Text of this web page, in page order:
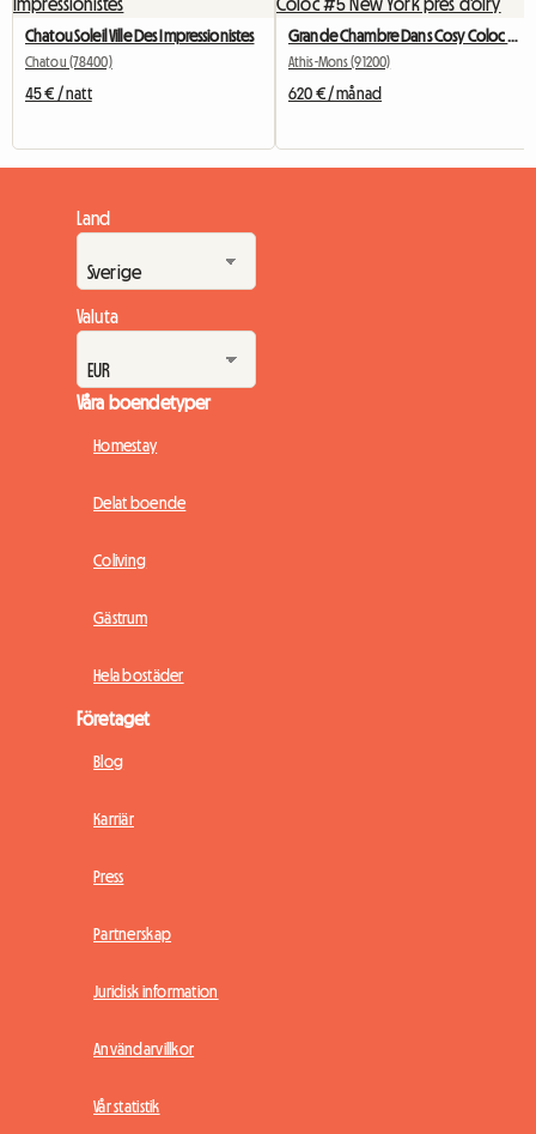
Chatou Soleil Ville Des Impressionistes
Chatou (78400)
45 € / natt
Grande Chambre Dans Cosy Coloc #5 New York près d'olry
Athis-Mons (91200)
620 € / månad
Land
Valuta
Våra boendetyper
Homestay
Delat boende
Coliving
Gästrum
Hela bostäder
Företaget
Blog
Karriär
Press
Partnerskap
Juridisk information
Användarvillkor
Vår statistik